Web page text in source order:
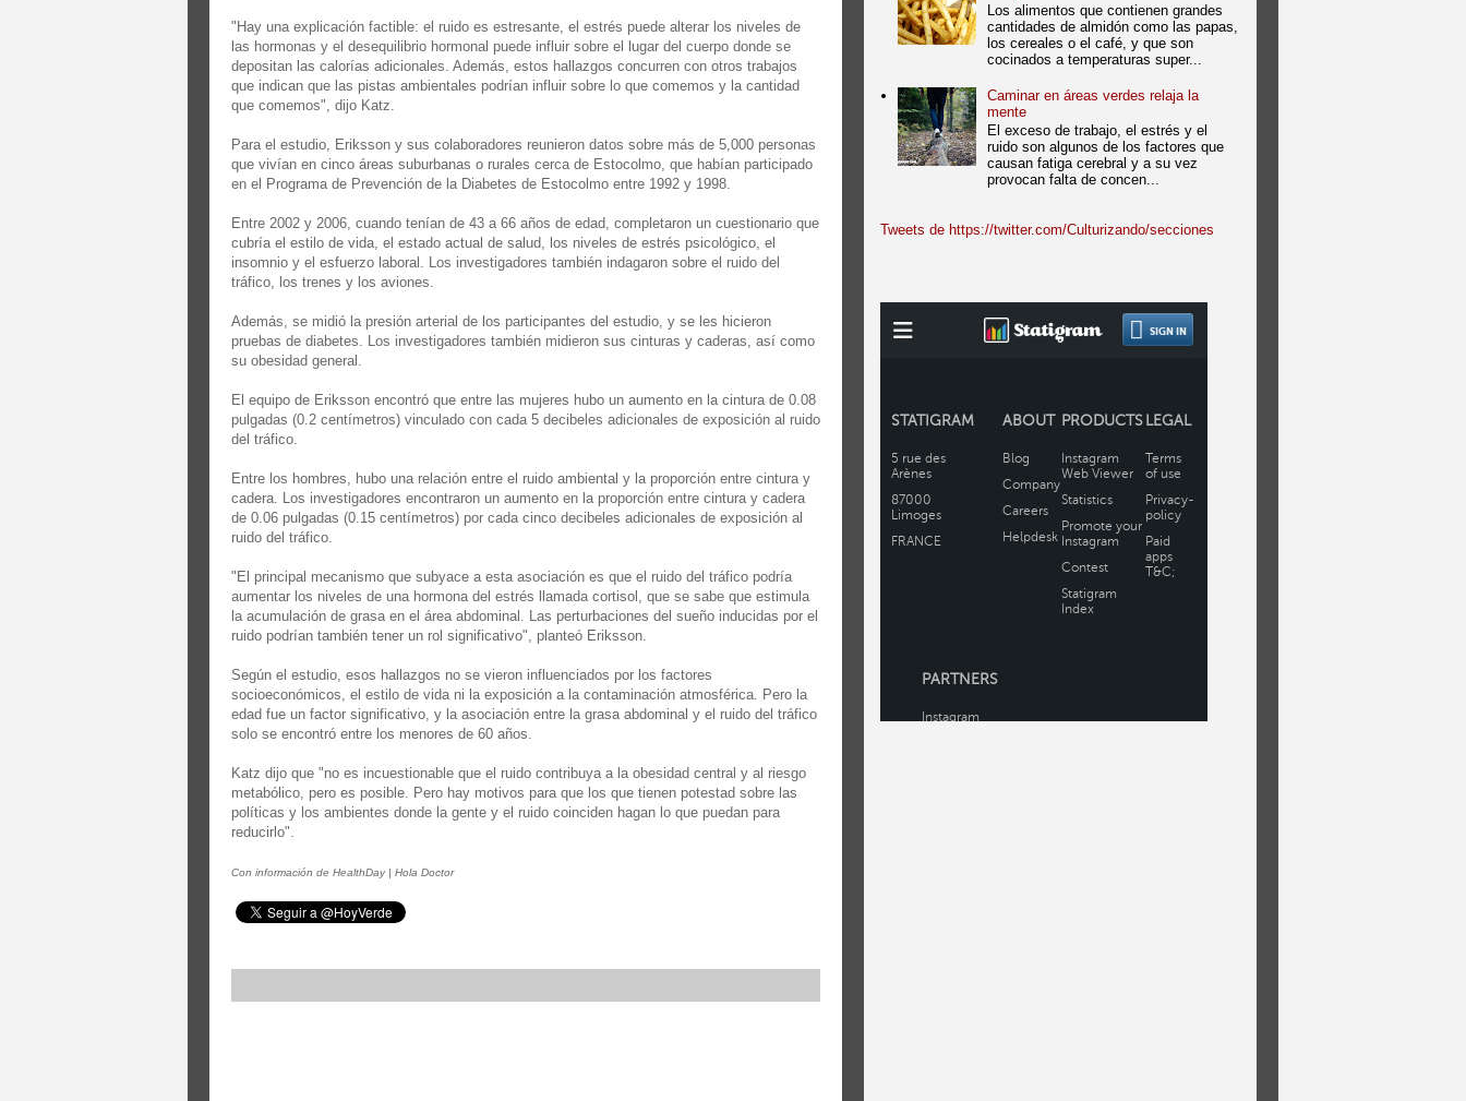
"Hay una explicación factible: el ruido es estresante, el estrés puede alterar los niveles de
las hormonas y el desequilibrio hormonal puede influir sobre el lugar del cuerpo donde se
depositan las calorías adicionales. Además, estos hallazgos concurren con otros trabajos
que indican que las pistas ambientales podrían influir sobre lo que comemos y la cantidad
que comemos", dijo Katz.
Para el estudio, Eriksson y sus colaboradores reunieron datos sobre más de 5,000 personas
que vivían en cinco áreas suburbanas o rurales cerca de Estocolmo, que habían participado
en el Programa de Prevención de la Diabetes de Estocolmo entre 1992 y 1998.
Entre 2002 y 2006, cuando tenían de 43 a 66 años de edad, completaron un cuestionario que
cubría el estilo de vida, el estado actual de salud, los niveles de estrés psicológico, el
insomnio y el esfuerzo laboral. Los investigadores también indagaron sobre el ruido del
tráfico, los trenes y los aviones.
Además, se midió la presión arterial de los participantes del estudio, y se les hicieron
pruebas de diabetes. Los investigadores también midieron sus cinturas y caderas, así como
su obesidad general.
El equipo de Eriksson encontró que entre las mujeres hubo un aumento en la cintura de 0.08
pulgadas (0.2 centímetros) vinculado con cada 5 decibeles adicionales de exposición al ruido
del tráfico.
Entre los hombres, hubo una relación entre el ruido ambiental y la proporción entre cintura y
cadera. Los investigadores encontraron un aumento en la proporción entre cintura y cadera
de 0.06 pulgadas (0.15 centímetros) por cada cinco decibeles adicionales de exposición al
ruido del tráfico.
"El principal mecanismo que subyace a esta asociación es que el ruido del tráfico podría
aumentar los niveles de una hormona del estrés llamada cortisol, que se sabe que estimula
la acumulación de grasa en el área abdominal. Las perturbaciones del sueño inducidas por el
ruido podrían también tener un rol significativo", planteó Eriksson.
Según el estudio, esos hallazgos no se vieron influenciados por los factores
socioeconómicos, el estilo de vida ni la exposición a la contaminación atmosférica. Pero la
edad fue un factor significativo, y la asociación entre la grasa abdominal y el ruido del tráfico
solo se encontró entre los menores de 60 años.
Katz dijo que "no es incuestionable que el ruido contribuya a la obesidad central y al riesgo
metabólico, pero es posible. Pero hay motivos para que los que tienen potestad sobre las
políticas y los ambientes donde la gente y el ruido coinciden hagan lo que puedan para
reducirlo".
Con información de HealthDay | Hola Doctor
Los alimentos que contienen grandes
cantidades de almidón como las papas,
los cereales o el café, y que son
cocinados a temperaturas super...
Caminar en áreas verdes relaja la
mente
El exceso de trabajo, el estrés y el
ruido son algunos de los factores que
causan fatiga cerebral y a su vez
provocan falta de concen...
Tweets de https://twitter.com/Culturizando/secciones